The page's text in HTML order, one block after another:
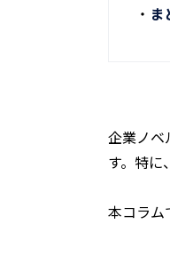
ま
企業ノベ
す。特に
本コラム